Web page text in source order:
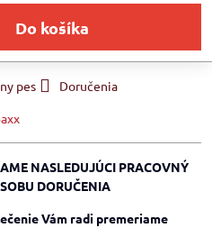
Do košíka
pes
Doručenia
NASLEDUJÚCI PRACOVNÝ
DORUČENIA
Vám radi premeriame